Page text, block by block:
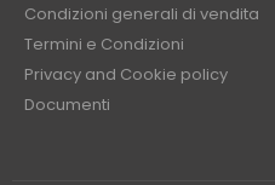
Condizioni generali di vendita
Termini e Condizioni
Privacy and Cookie policy
Documenti